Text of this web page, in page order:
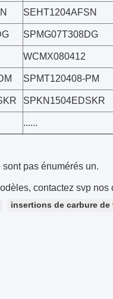
SEHT1204AFSN
SPMG07T308DG
WCMX080412
SPMT120408-PM
SPKN1504EDSKR
......
sont pas énumérés un.
contactez svp
insertions de carbure de